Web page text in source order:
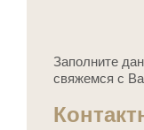
Заполните
свяжемся с